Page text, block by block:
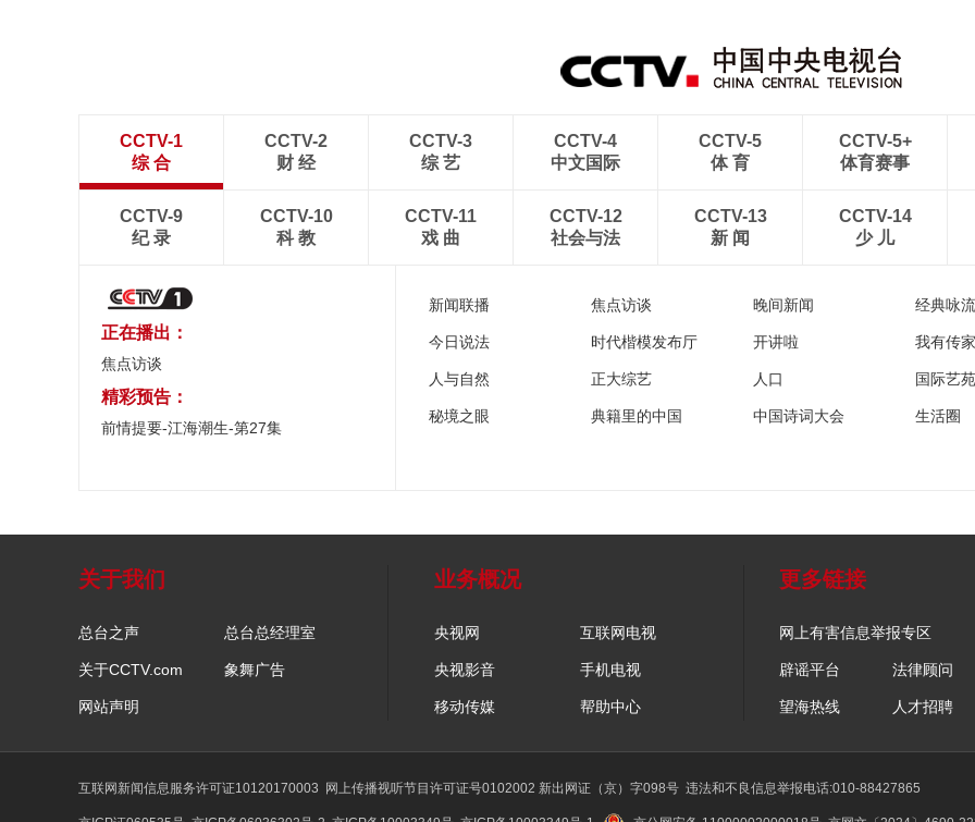
CCTV-1
综 合
CCTV-2
财 经
CCTV-3
综 艺
CCTV-4
中文国际
CCTV-5
体 育
CCTV-5+
体育赛事
CCTV-9
纪 录
CCTV-10
科 教
CCTV-11
戏 曲
CCTV-12
社会与法
CCTV-13
新 闻
CCTV-14
少 儿
正在播出：
焦点访谈
精彩预告：
前情提要-江海潮生-第27集
新闻联播 焦点访谈 晚间新闻 经典咏
今日说法 时代楷模发布厅 开讲啦 我有传
人与自然 正大综艺 人口 国际艺苑
秘境之眼 典籍里的中国 中国诗词大会 生活圈
关于我们
总台之声 总台总经理室
关于CCTV.com 象舞广告
网站声明
业务概况
央视网 互联网电视
央视影音 手机电视
移动传媒 帮助中心
更多链接
网上有害信息举报专区
辟谣平台 法律顾问
望海热线 人才招聘
互联网新闻信息服务许可证10120170003 网上传播视听节目许可证号0102002 新出网证（京）字098号 违法和不良信息举报电话:010-88427865